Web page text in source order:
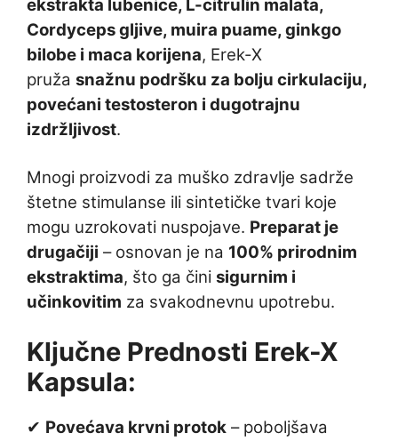
ekstrakta lubenice, L-citrulin malata,
Cordyceps gljive, muira puame, ginkgo
bilobe i maca korijena, Erek-X
pruža snažnu podršku za bolju cirkulaciju,
povećani testosteron i dugotrajnu
izdržljivost.
Mnogi proizvodi za muško zdravlje sadrže
štetne stimulanse ili sintetičke tvari koje
mogu uzrokovati nuspojave. Preparat je
drugačiji – osnovan je na 100% prirodnim
ekstraktima, što ga čini sigurnim i
učinkovitim za svakodnevnu upotrebu.
Ključne Prednosti Erek-X
Kapsula:
✔ Povećava krvni protok – poboljšava